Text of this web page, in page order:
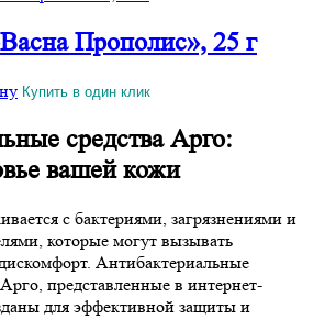
Прополис», 25 г
Купить в один клик
средства Арго:
вашей кожи
с бактериями, загрязнениями и
которые могут вызывать
Антибактериальные
представленные в интернет-
для эффективной защиты и